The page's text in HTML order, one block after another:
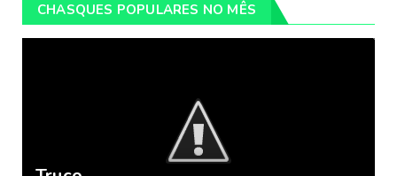
CHASQUES POPULARES NO MÊS